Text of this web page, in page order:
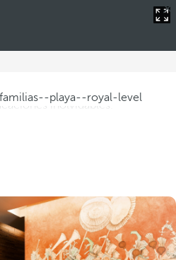
playa--royal-level
familias--playa--royal-level
Level
España para familias en la playa
y el lujo se combinan para
inolvidables.